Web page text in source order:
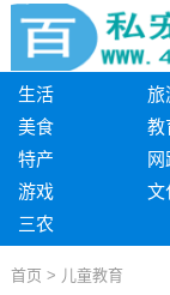
生活 旅
美食
教
特产
网
游戏
文
三农
首页 > 儿童教育